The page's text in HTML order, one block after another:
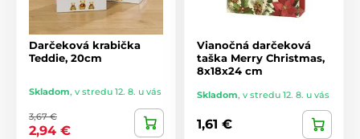
Darčeková krabička
Teddie, 20cm
Skladom, v stredu 12. 8. u vás
3,67 €
2,94 €
Vianočná darčeková
taška Merry Christmas,
8x18x24 cm
Skladom, v stredu 12. 8. u vás
1,61 €